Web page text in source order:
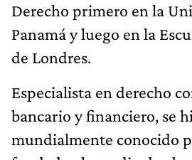
Derecho primero en la
Panamá y luego en la
de Londres.
Especialista en derecho
bancario y financiero, se
mundialmente conocido